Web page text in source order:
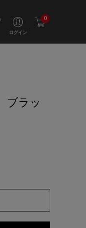
ログイン
0
ブラッ